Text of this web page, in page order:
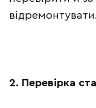
відремонтувати.
2. Перевірка